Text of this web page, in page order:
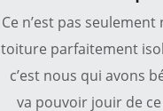
Ce n’est pas
toiture parfaitement
c’est nous qui avons
va pouvoir jouir de